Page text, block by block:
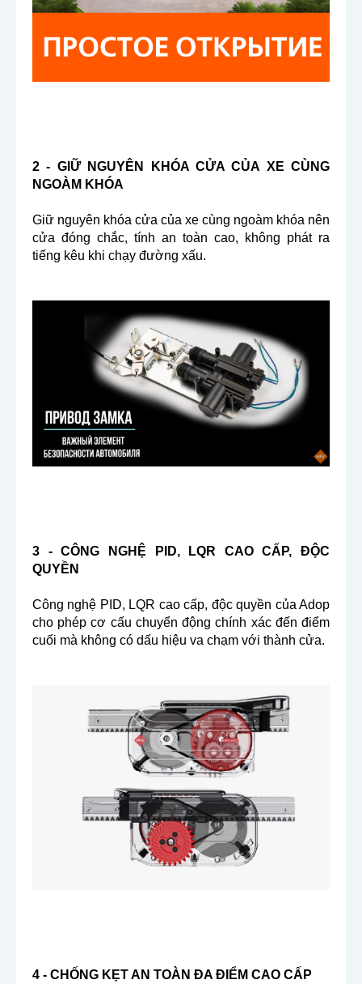
2 - GIỮ NGUYÊN KHÓA CỬA CỦA XE CÙNG
NGOÀM KHÓA
Giữ nguyên khóa cửa của xe cùng ngoàm khóa nên
cửa đóng chắc, tính an toàn cao, không phát ra
tiếng kêu khi chạy đường xấu.
3 - CÔNG NGHỆ PID, LQR CAO CẤP, ĐỘC
QUYỀN
Công nghệ PID, LQR cao cấp, độc quyền của Adop
cho phép cơ cấu chuyển động chính xác đến điểm
cuối mà không có dấu hiệu va chạm với thành cửa.
4 - CHỐNG KẸT AN TOÀN ĐA ĐIỂM CAO CẤP